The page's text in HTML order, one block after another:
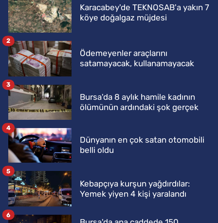
Karacabey'de TEKNOSAB'a yakın 7
köye doğalgaz müjdesi
Ödemeyenler araçlarını
satamayacak, kullanamayacak
2
Bursa'da 8 aylık hamile kadının
ölümünün ardındaki şok gerçek
3
Dünyanın en çok satan otomobili
belli oldu
4
Kebapçıya kurşun yağdırdılar:
Yemek yiyen 4 kişi yaralandı
5
6